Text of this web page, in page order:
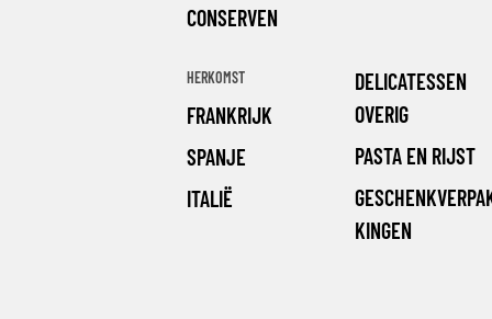
CONSERVEN
HERKOMST
FRANKRIJK
SPANJE
ITALIË
DELICATESSEN
OVERIG
PASTA EN RIJST
KINGEN